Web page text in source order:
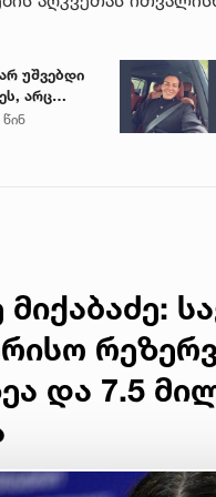
უშვებდი
არც
-
მიქაბაძე:
და 7.5